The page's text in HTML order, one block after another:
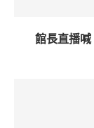
館長直播